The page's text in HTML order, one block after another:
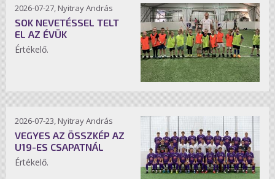
2026-07-27, Nyitray András
SOK NEVETÉSSEL TELT
EL AZ ÉVÜK
Értékelő.
2026-07-23, Nyitray András
VEGYES AZ ÖSSZKÉP AZ
U19-ES CSAPATNÁL
Értékelő.